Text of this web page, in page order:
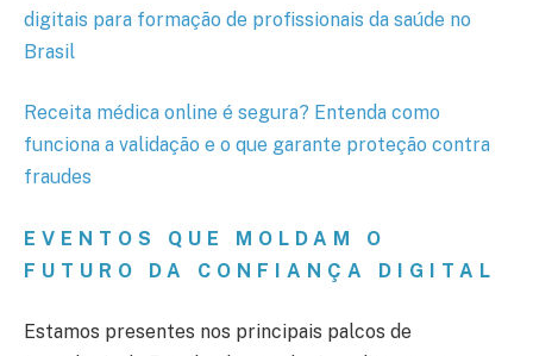
digitais para formação de profissionais da saúde no
Brasil
Receita médica online é segura? Entenda como
funciona a validação e o que garante proteção contra
fraudes
EVENTOS QUE MOLDAM O
FUTURO DA CONFIANÇA DIGITAL
Estamos presentes nos principais palcos de